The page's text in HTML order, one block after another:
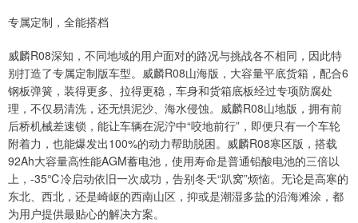
专属定制，全能搭档
威麟R08深知，不同地域的用户面对的路况与挑战各不相同，因此特
别打造了专属定制版车型。威麟R08山海版，大容量平底货箱，配合6
钢板弹簧，装得更多、拉得更稳，车身和货箱底板经过专项防腐处
理，不仅易清洗，还无惧泥沙、海水侵蚀。威麟R08山地版，拥有前
后桥机械差速锁，能让车辆在泥泞中“咬地前行”，即便只有一个车轮
附着力，也能爆发出100%的动力帮助脱困。威麟R08寒区版，搭载
92Ah大容量高性能AGM蓄电池，使用寿命是普通铅酸电池的三倍以
上，-35℃冷启动依旧一次成功，告别冬天“趴窝”烦恼。无论是高寒的
东北、西北，还是崎岖的西南山区，抑或是潮湿多盐的沿海滩涂，都
为用户提供最贴心的解决方案。